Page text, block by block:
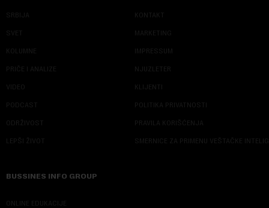
SRBIJA
SVET
KOLUMNE
PRIČE I ANALIZE
VIDEO
PODCAST
ODRŽIVOST
LEPŠI ŽIVOT
KONTAKT
MARKETING
IMPRESSUM
NJUZLETER
KLIJENTI
POLITIKA PRIVATNOSTI
PRAVILA KORIŠĆENJA
SMERNICE ZA PRIMENU VEŠTAČKE
BUSSINES INFO GROUP
ONLINE EDUKACIJE